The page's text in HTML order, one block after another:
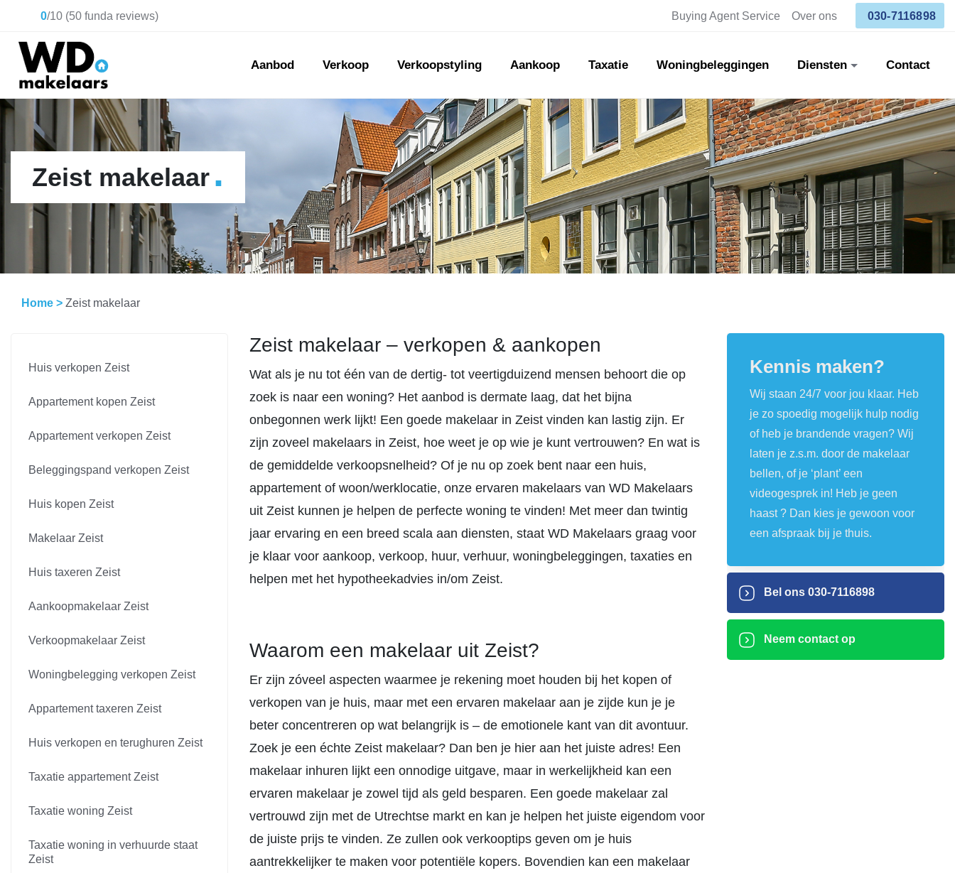
0/10 (50 funda reviews) Buying Agent Service Over ons 030-7116898
Aanbod Verkoop Verkoopstyling Aankoop Taxatie Woningbeleggingen Diensten Contact
Zeist makelaar.
Home > Zeist makelaar
Huis verkopen Zeist
Appartement kopen Zeist
Appartement verkopen Zeist
Beleggingspand verkopen Zeist
Huis kopen Zeist
Makelaar Zeist
Huis taxeren Zeist
Aankoopmakelaar Zeist
Verkoopmakelaar Zeist
Woningbelegging verkopen Zeist
Appartement taxeren Zeist
Huis verkopen en terughuren Zeist
Taxatie appartement Zeist
Taxatie woning Zeist
Taxatie woning in verhuurde staat
Zeist
Zeist makelaar – verkopen & aankopen
Wat als je nu tot één van de dertig- tot veertigduizend mensen behoort die op
zoek is naar een woning? Het aanbod is dermate laag, dat het bijna
onbegonnen werk lijkt! Een goede makelaar in Zeist vinden kan lastig zijn. Er
zijn zoveel makelaars in Zeist, hoe weet je op wie je kunt vertrouwen? En wat is
de gemiddelde verkoopsnelheid? Of je nu op zoek bent naar een huis,
appartement of woon/werklocatie, onze ervaren makelaars van WD Makelaars
uit Zeist kunnen je helpen de perfecte woning te vinden! Met meer dan twintig
jaar ervaring en een breed scala aan diensten, staat WD Makelaars graag voor
je klaar voor aankoop, verkoop, huur, verhuur, woningbeleggingen, taxaties en
helpen met het hypotheekadvies in/om Zeist.
Waarom een makelaar uit Zeist?
Er zijn zóveel aspecten waarmee je rekening moet houden bij het kopen of
verkopen van je huis, maar met een ervaren makelaar aan je zijde kun je je
beter concentreren op wat belangrijk is – de emotionele kant van dit avontuur.
Zoek je een échte Zeist makelaar? Dan ben je hier aan het juiste adres! Een
makelaar inhuren lijkt een onnodige uitgave, maar in werkelijkheid kan een
ervaren makelaar je zowel tijd als geld besparen. Een goede makelaar zal
vertrouwd zijn met de Utrechtse markt en kan je helpen het juiste eigendom voor
de juiste prijs te vinden. Ze zullen ook verkooptips geven om je huis
aantrekkelijker te maken voor potentiële kopers. Bovendien kan een makelaar
Kennis maken?
Wij staan 24/7 voor jou klaar. Heb
je zo spoedig mogelijk hulp nodig
of heb je brandende vragen? Wij
laten je z.s.m. door de makelaar
bellen, of je ‘plant’ een
videogesprek in! Heb je geen
haast ? Dan kies je gewoon voor
een afspraak bij je thuis.
Bel ons 030-7116898
Neem contact op